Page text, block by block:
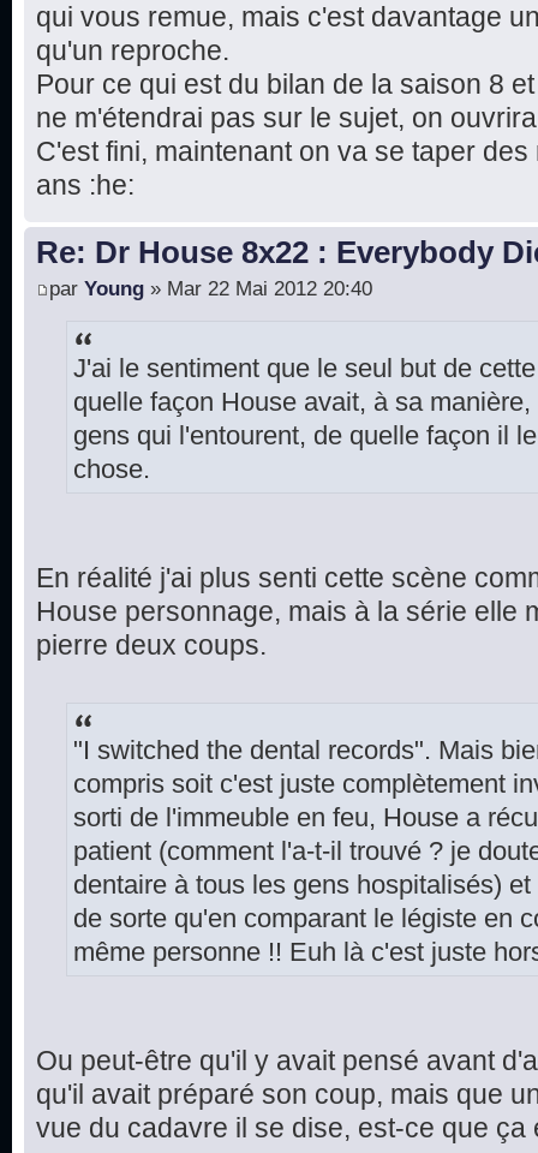
qui vous remue, mais c'est davantage
qu'un reproche.
Pour ce qui est du bilan de la saison 8
ne m'étendrai pas sur le sujet, on
C'est fini, maintenant on va se taper
ans :he:
Re: Dr House 8x22 : Everybody
par Young » Mar 22 Mai 2012 20:40
J'ai le sentiment que le seul but de
quelle façon House avait, à sa
gens qui l'entourent, de quelle façon il
chose.
En réalité j'ai plus senti cette scène
House personnage, mais à la série elle
pierre deux coups.
"I switched the dental records". Mais
compris soit c'est juste complètement
sorti de l'immeuble en feu, House a
patient (comment l'a-t-il trouvé ? je
dentaire à tous les gens hospitalisés)
de sorte qu'en comparant le légiste en
même personne !! Euh là c'est juste
Ou peut-être qu'il y avait pensé avant
qu'il avait préparé son coup, mais que
vue du cadavre il se dise, est-ce que ça